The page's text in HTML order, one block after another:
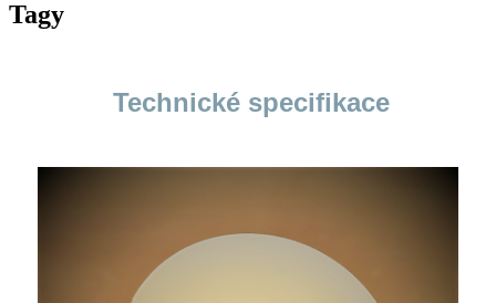
Tagy
Technické specifikace